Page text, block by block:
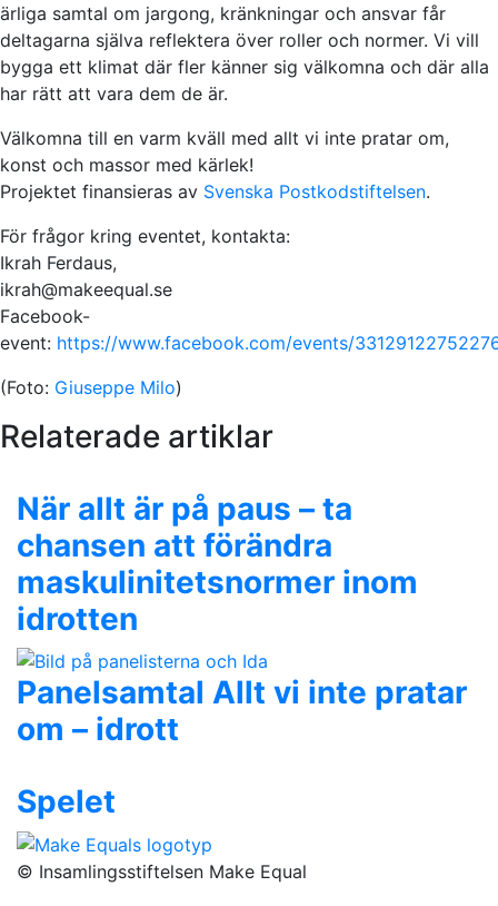
ärliga samtal om jargong, kränkningar och ansvar får
deltagarna själva reflektera över roller och normer. Vi vill
bygga ett klimat där fler känner sig välkomna och där alla
har rätt att vara dem de är.
Välkomna till en varm kväll med allt vi inte pratar om,
konst och massor med kärlek!
Projektet finansieras av Svenska Postkodstiftelsen.
För frågor kring eventet, kontakta:
Ikrah Ferdaus,
ikrah@makeequal.se
Facebook-
event: https://www.facebook.com/events/
(Foto: Giuseppe Milo)
Relaterade artiklar
När allt är på paus – ta
chansen att förändra
maskulinitetsnormer inom
idrotten
Panelsamtal Allt vi inte pratar
om – idrott
Spelet
© Insamlingsstiftelsen Make Equal